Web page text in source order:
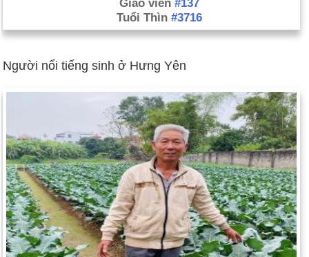
Giáo viên #137
Tuổi Thìn #3716
Người nổi tiếng sinh ở Hưng Yên